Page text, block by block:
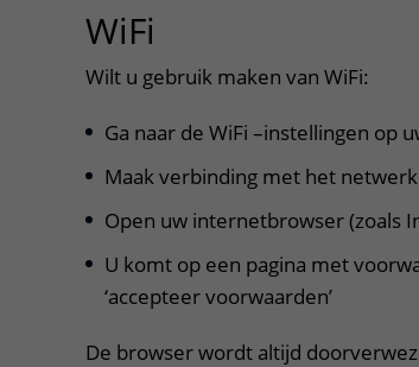
Onze poliklinieken
Onze verpleegafdelingen
Onze faciliteiten
WiFi
Wilt u gebruik maken van WiFi:
Ga naar de WiFi –instellingen op
Maak verbinding met het netwerk
Open uw internetbrowser (zoals
U komt op een pagina met
‘accepteer voorwaarden’
De browser wordt altijd